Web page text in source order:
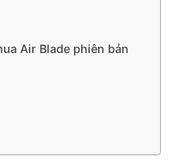
Air Blade phiên bản